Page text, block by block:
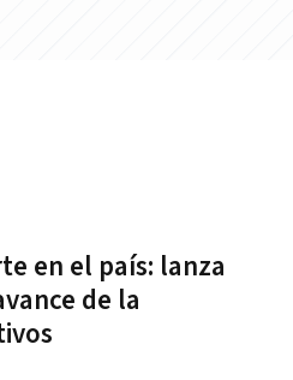
en el país: lanza
de la